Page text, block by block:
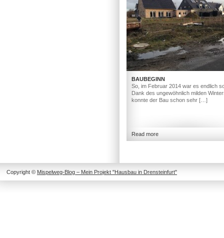
BAUBEGINN
So, im Februar 2014 war es endlich
Dank des ungewöhnlich milden
konnte der Bau schon sehr […]
Read more
Copyright © Mispelweg-Blog – Mein Projekt "Hausbau in Drensteinfurt"